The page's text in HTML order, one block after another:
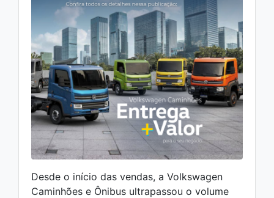
Desde o início das vendas, a Volkswagen
Caminhões e Ônibus ultrapassou o volume